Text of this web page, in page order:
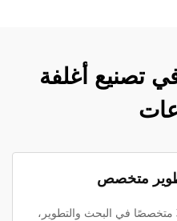
تصنيع أغلفة
متخصص
مع فريق مكون من أكثر من 30 متخصصًا في البحث والتطوير،